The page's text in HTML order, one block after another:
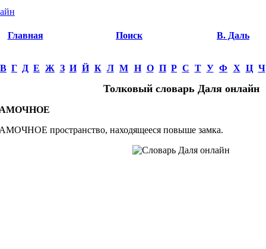
Главная Поиск В. Даль
В Г Д Е Ж З И Й К Л М Н О П Р С Т У Ф Х Ц Ч
Толковый словарь Даля онлайн
пространство, находящееся повыше замка.